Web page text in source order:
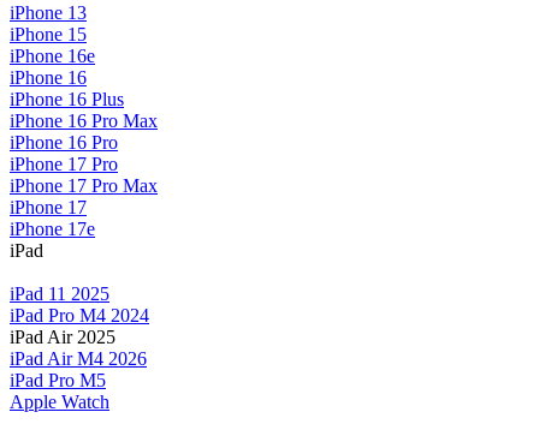
iPhone 13
iPhone 15
iPhone 16e
iPhone 16
iPhone 16 Plus
iPhone 16 Pro Max
iPhone 16 Pro
iPhone 17 Pro
iPhone 17 Pro Max
iPhone 17
iPhone 17e
iPad
iPad 11 2025
iPad Pro M4 2024
iPad Air 2025
iPad Air M4 2026
iPad Pro M5
Apple Watch